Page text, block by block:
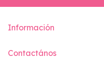
Información
Contactános